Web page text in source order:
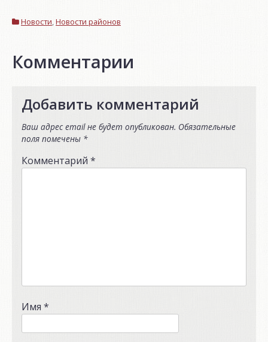
Новости,Новости районов
Комментарии
Добавить комментарий
Ваш адрес email не будет опубликован. Обязательные
поля помечены *
Комментарий *
Имя *